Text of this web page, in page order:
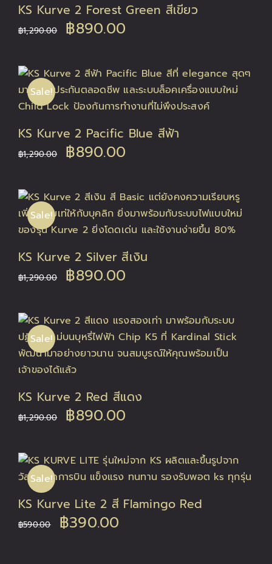
KS Kurve 2 Forest Green สีเขียว
฿1,290.00
Original
was:
฿1,290.00.
฿890.00
is:
฿890.00.
Sale!
KS Kurve 2 Pacific Blue สีฟ้า
฿1,290.00
Original
was:
฿1,290.00.
฿890.00
is:
฿890.00.
Sale!
KS Kurve 2 Silver สีเงิน
฿1,290.00
Original
was:
฿1,290.00.
฿890.00
is:
฿890.00.
Sale!
KS Kurve 2 Red สีแดง
฿1,290.00
Original
was:
฿890.00
is:
Sale!
KS Kurve Lite 2 สี Flamingo Red
฿590.00
Original
฿390.00